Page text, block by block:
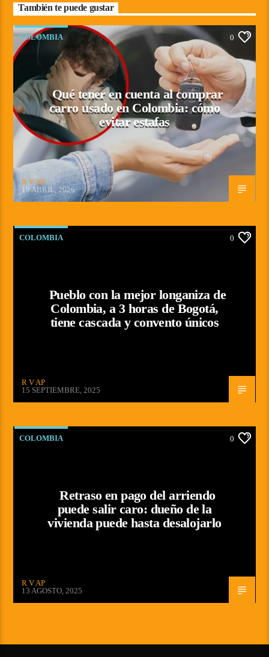
También te puede gustar
COLOMBIA 0
Qué tener en cuenta al comprar
carro usado en Colombia: cómo
evitar estafas
R V AP
19 ABRIL, 2026
COLOMBIA 0
Pueblo con la mejor longaniza de
Colombia, a 3 horas de Bogotá,
tiene cascada y convento únicos
R V AP
15 SEPTIEMBRE, 2025
COLOMBIA 0
Retraso en pago del arriendo
puede salir caro: dueño de la
vivienda puede hasta desalojarlo
R V AP
13 AGOSTO, 2025